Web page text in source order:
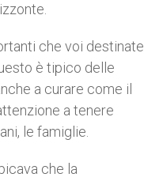
che voi destinate
è tipico delle
a curare come il
a tenere
le famiglie.
che la